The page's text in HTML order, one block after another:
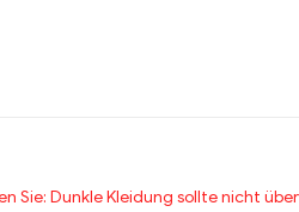
Sie: Dunkle Kleidung sollte nicht